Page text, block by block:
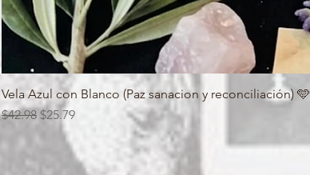
Vela Azul con Blanco (Paz sanacion y reconciliación) 🩵
Regular Price
$42.98 Sale Price
$25.79